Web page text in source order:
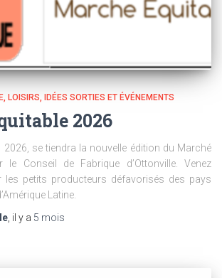
LOISIRS, IDÉES SORTIES ET ÉVÉNEMENTS
2026
se tiendra la nouvelle édition du Marché
le Conseil de Fabrique d’Ottonville. Venez
les petits producteurs défavorisés des pays
Latine.
, il y a 5 mois